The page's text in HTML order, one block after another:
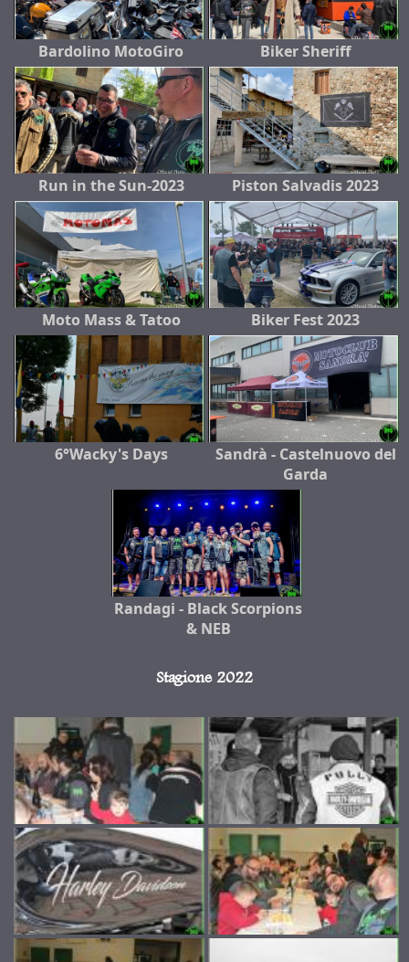
Bardolino MotoGiro Biker Sheriff
Run in the Sun-2023 Piston Salvadis 2023
Moto Mass & Tatoo Biker Fest 2023
6°Wacky's Days
Sandrà - Castelnuovo del
Garda
Randagi - Black Scorpions
& NEB
Stagione 2022